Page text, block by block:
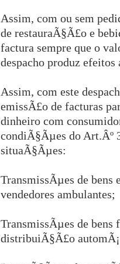
Assim, com ou sem
de restauraÃ§Ã£o e
factura sempre que o
despacho produz
Assim, com este
emissÃ£o de facturas
dinheiro com
condiÃ§Ãµes do Art.Âº
situaÃ§Ãµes:
TransmissÃµes de bens
vendedores ambulantes;
TransmissÃµes de bens
distribuiÃ§Ã£o